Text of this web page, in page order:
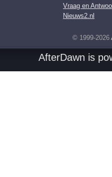
Vraag en
Nieuws2.nl
© 1999-2026
AfterDawn is